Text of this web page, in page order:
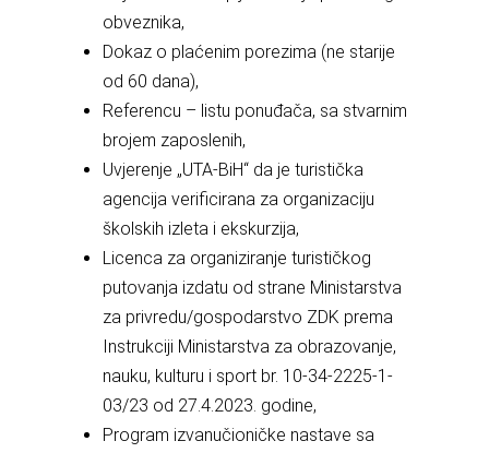
obveznika,
Dokaz o plaćenim porezima (ne starije
od 60 dana),
Referencu – listu ponuđača, sa stvarnim
brojem zaposlenih,
Uvjerenje „UTA-BiH“ da je turistička
agencija verificirana za organizaciju
školskih izleta i ekskurzija,
Licenca za organiziranje turističkog
putovanja izdatu od strane Ministarstva
za privredu/gospodarstvo ZDK prema
Instrukciji Ministarstva za obrazovanje,
nauku, kulturu i sport br. 10-34-2225-1-
03/23 od 27.4.2023. godine,
Program izvanučioničke nastave sa